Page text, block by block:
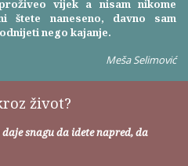
vijek a nisam nikome
štete naneseno, davno sam
nego kajanje.
Meša Selimović
život?
snagu da idete napred, da